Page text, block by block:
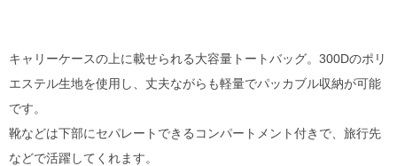
キャリーケースの上に載せられる大容量トートバッグ。300Dのポリ
エステル生地を使用し、丈夫ながらも軽量でパッカブル収納が可能
です。
靴などは下部にセパレートできるコンパートメント付きで、旅行先
などで活躍してくれます。